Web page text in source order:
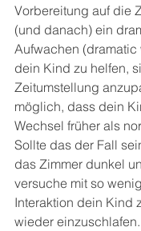
Vorbereitung auf die
(und danach) ein
Aufwachen (dramatic
dein Kind zu helfen,
Zeitumstellung
möglich, dass dein
Wechsel früher als
Sollte das der Fall
das Zimmer dunkel
versuche mit so
Interaktion dein Kind
wieder